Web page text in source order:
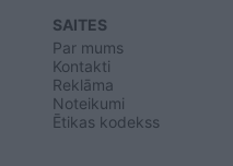
SAITES
Par mums
Kontakti
Reklāma
Noteikumi
Ētikas kodekss